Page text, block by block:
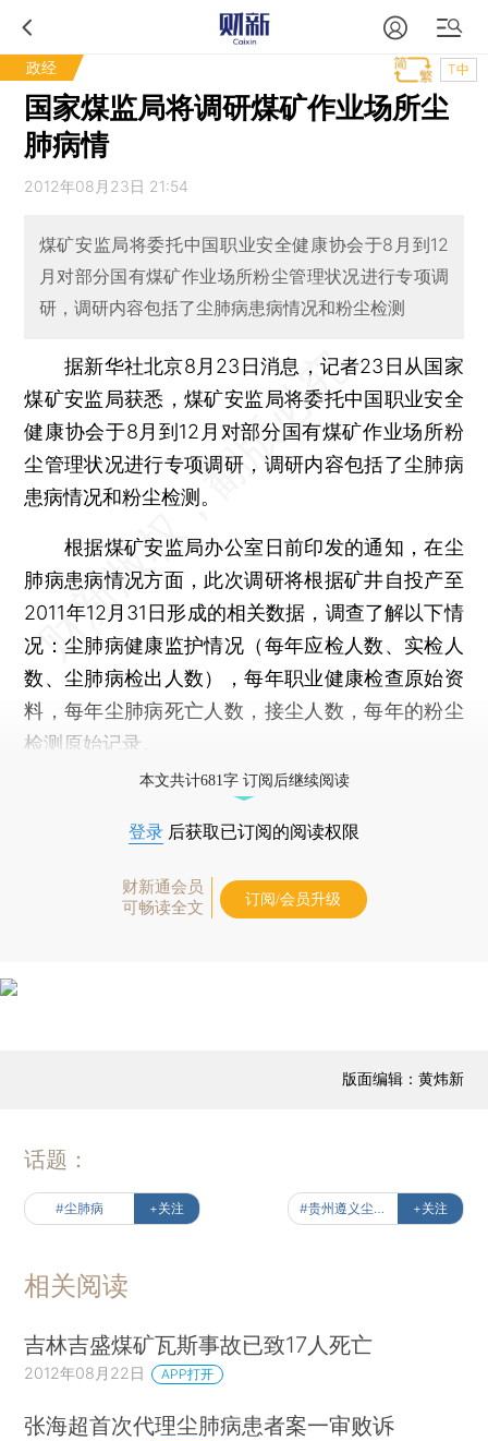
政经 T中
国家煤监局将调研煤矿作业场所尘
肺病情
2012年08月23日 21:54
煤矿安监局将委托中国职业安全健康协会于8月到12
月对部分国有煤矿作业场所粉尘管理状况进行专项调
研，调研内容包括了尘肺病患病情况和粉尘检测
据新华社北京8月23日消息，记者23日从国家
煤矿安监局获悉，煤矿安监局将委托中国职业安全
健康协会于8月到12月对部分国有煤矿作业场所粉
尘管理状况进行专项调研，调研内容包括了尘肺病
患病情况和粉尘检测。
根据煤矿安监局办公室日前印发的通知，在尘
肺病患病情况方面，此次调研将根据矿井自投产至
2011年12月31日形成的相关数据，调查了解以下情
况：尘肺病健康监护情况（每年应检人数、实检人
数、尘肺病检出人数），每年职业健康检查原始资
料，每年尘肺病死亡人数，接尘人数，每年的粉尘
检测原始记录。
本文共计681字 订阅后继续阅读
登录 后获取已订阅的阅读权限
财新通会员
可畅读全文
订阅/会员升级
版面编辑：黄炜新
话题：
#尘肺病 +关注 +关注
相关阅读
吉林吉盛煤矿瓦斯事故已致17人死亡
2012年08月22日 APP打开
张海超首次代理尘肺病患者案一审败诉